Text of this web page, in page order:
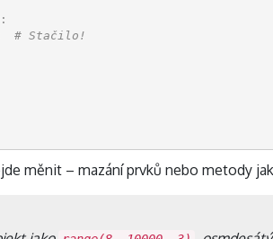
:
# Stačilo!
měnit – mazání prvků nebo metody